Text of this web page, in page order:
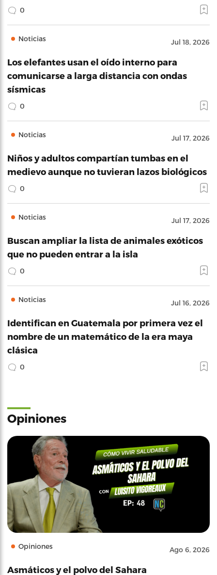
0
Noticias Jul 18, 2026
Los elefantes usan el oído interno para
comunicarse a larga distancia con ondas
sísmicas
0
Noticias Jul 17, 2026
Niños y adultos compartían tumbas en el
medievo aunque no tuvieran lazos biológicos
0
Noticias Jul 17, 2026
Buscan ampliar la lista de animales exóticos
que no pueden entrar a la isla
0
Noticias Jul 16, 2026
Identifican en Guatemala por primera vez el
nombre de un matemático de la era maya
clásica
0
Opiniones
Opiniones Ago 6, 2026
Asmáticos y el polvo del Sahara